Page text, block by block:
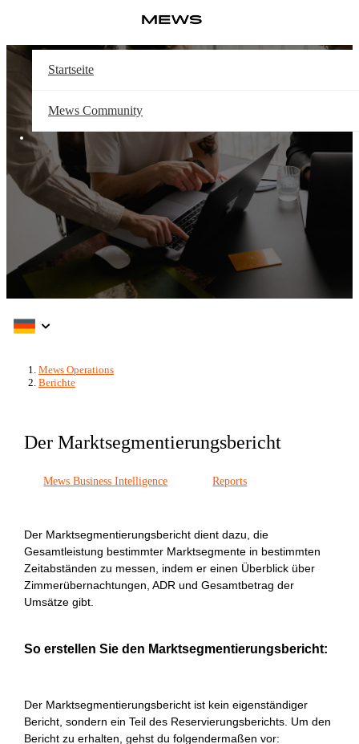
Hauptinhalt
Startseite
Mews Community
How can we help?
Suchen
Mews Operations
Berichte
Der Marktsegmentierungsbericht
Mews Business Intelligence Reports
Der Marktsegmentierungsbericht dient dazu, die
Gesamtleistung bestimmter Marktsegmente in bestimmten
Zeitabständen zu messen, indem er einen Überblick über
Zimmerübernachtungen, ADR und Gesamtbetrag der
Umsätze gibt.
So erstellen Sie den Marktsegmentierungsbericht:
Der Marktsegmentierungsbericht ist kein eigenständiger
Bericht, sondern ein Teil des Reservierungsberichts. Um den
Bericht zu erhalten, gehst du folgendermaßen vor: